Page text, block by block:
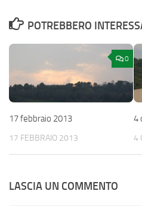
POTREBBERO
0
17 febbraio 2013
17 FEBBRAIO 2013
4
4
LASCIA UN COMMENTO